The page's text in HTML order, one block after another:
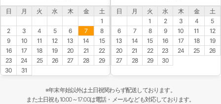
日 月 火 水 木 金
土
1
2
3 4 5 6 7
8
9
10 11 12 13 14
15
16
17 18 19 20 21
22
23
24 25 26 27 28
29
30
31
日 月 火 水 木 金
土
1
2 3 4
5
6
7 8 9 10 11
12
13
14 15 16 17 18
19
20
21 22 23 24 25
26
27
28 29 30
※年末年始以外は土日祝関わらず配送しております。
また土日祝も10:00～17:00は電話・メールなども対応しております。